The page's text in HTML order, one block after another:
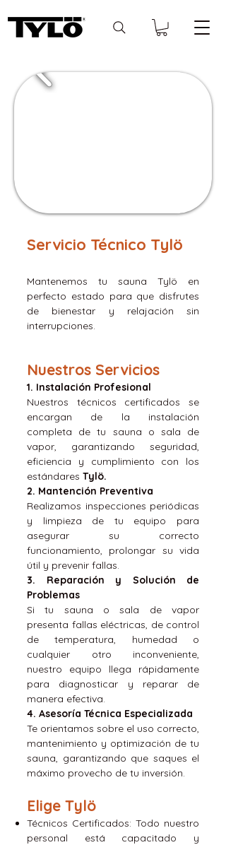
Servicio Técnico Tylö
Mantenemos tu sauna Tylö en
perfecto estado para que disfrutes
de bienestar y relajación sin
interrupciones.
Nuestros Servicios
1. Instalación Profesional
Nuestros técnicos certificados se
encargan de la instalación
completa de tu sauna o sala de
vapor, garantizando seguridad,
eficiencia y cumplimiento con los
estándares Tylö.
2. Mantención Preventiva
Realizamos inspecciones periódicas
y limpieza de tu equipo para
asegurar su correcto
funcionamiento, prolongar su vida
útil y prevenir fallas.
3. Reparación y Solución de
Problemas
Si tu sauna o sala de vapor
presenta fallas eléctricas, de control
de temperatura, humedad o
cualquier otro inconveniente,
nuestro equipo llega rápidamente
para diagnosticar y reparar de
manera efectiva.
4. Asesoría Técnica Especializada
Te orientamos sobre el uso correcto,
mantenimiento y optimización de tu
sauna, garantizando que saques el
máximo provecho de tu inversión.
Elige Tylö
Técnicos Certificados: Todo nuestro
personal está capacitado y